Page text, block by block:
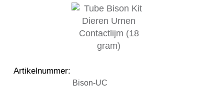
Artikelnummer:
Bison-UC